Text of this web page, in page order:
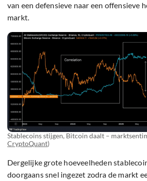
van een defensieve naar een offensieve
markt.
Stablecoins stijgen, Bitcoin daalt –
CryptoQuant)
Dergelijke grote hoeveelheden
doorgaans snel ingezet zodra de markt